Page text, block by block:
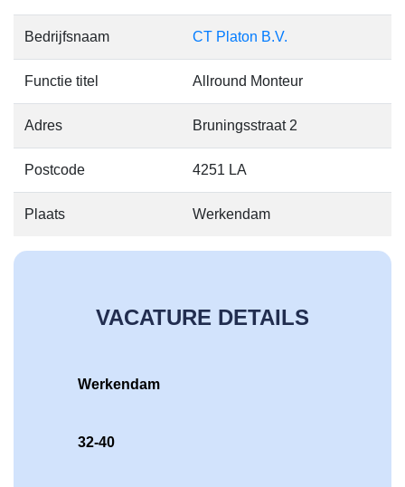
Bedrijfsnaam CT Platon B.V.
Functie titel Allround Monteur
Adres Bruningsstraat 2
Postcode 4251 LA
Plaats Werkendam
VACATURE DETAILS
Werkendam
32-40